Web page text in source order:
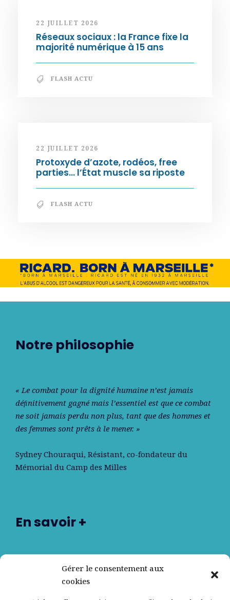
Gérer le consentement aux
cookies
22 JUILLET 2026
Réseaux sociaux : la France fixe la
majorité numérique à 15 ans
FLASH ACTU
22 JUILLET 2026
Protoxyde d’azote, rodéos, free
parties… l’État muscle sa riposte
FLASH ACTU
Notre philosophie
« Le combat pour la dignité humaine n’est jamais
déﬁnitivement gagné mais l’essentiel est que ce combat
ne soit jamais perdu non plus, tant que des hommes et
des femmes sont prêts à le mener. »
Sydney Chouraqui, Résistant, co-fondateur du
Mémorial du Camp des Milles
En savoir +
Nos partenaires